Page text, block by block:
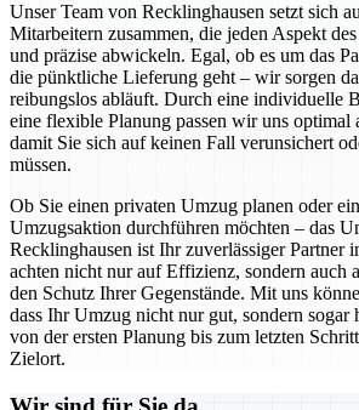
Unser Team von Recklinghausen setzt sich
Mitarbeitern zusammen, die jeden Aspekt
und präzise abwickeln. Egal, ob es um das
die pünktliche Lieferung geht – wir sorgen
reibungslos abläuft. Durch eine individuelle
eine flexible Planung passen wir uns optimal
damit Sie sich auf keinen Fall verunsichert
müssen.
Ob Sie einen privaten Umzug planen oder
Umzugsaktion durchführen möchten – das
Recklinghausen ist Ihr zuverlässiger Partner
achten nicht nur auf Effizienz, sondern auch
den Schutz Ihrer Gegenstände. Mit uns
dass Ihr Umzug nicht nur gut, sondern sogar
von der ersten Planung bis zum letzten
Zielort.